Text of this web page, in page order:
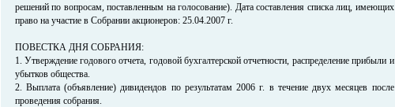
решений по вопросам, поставленным на голосование). Дата составления списка лиц, имеющих
право на участие в Собрании акционеров: 25.04.2007 г.
ПОВЕСТКА ДНЯ СОБРАНИЯ:
1. Утверждение годового отчета, годовой бухгалтерской отчетности, распределение прибыли и
убытков общества.
2. Выплата (объявление) дивидендов по результатам 2006 г. в течение двух месяцев после
проведения собрания.